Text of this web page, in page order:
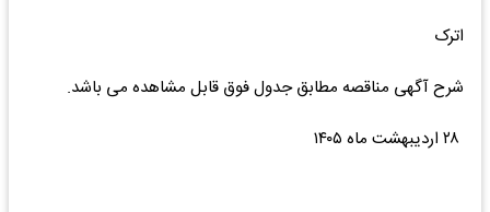
اترک
شرح آگهی مناقصه مطابق جدول فوق قابل مشاهده می باشد.